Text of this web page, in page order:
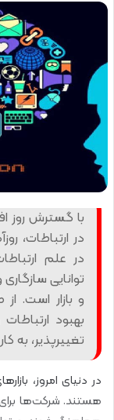
o
n
X
با گسترش روز
در ارتباطات،
در علم
توانایی
و بازار است.
بهبود
تغییرپذیر، به
در دنیای امروز،
هستند. شرکت‌ها برای